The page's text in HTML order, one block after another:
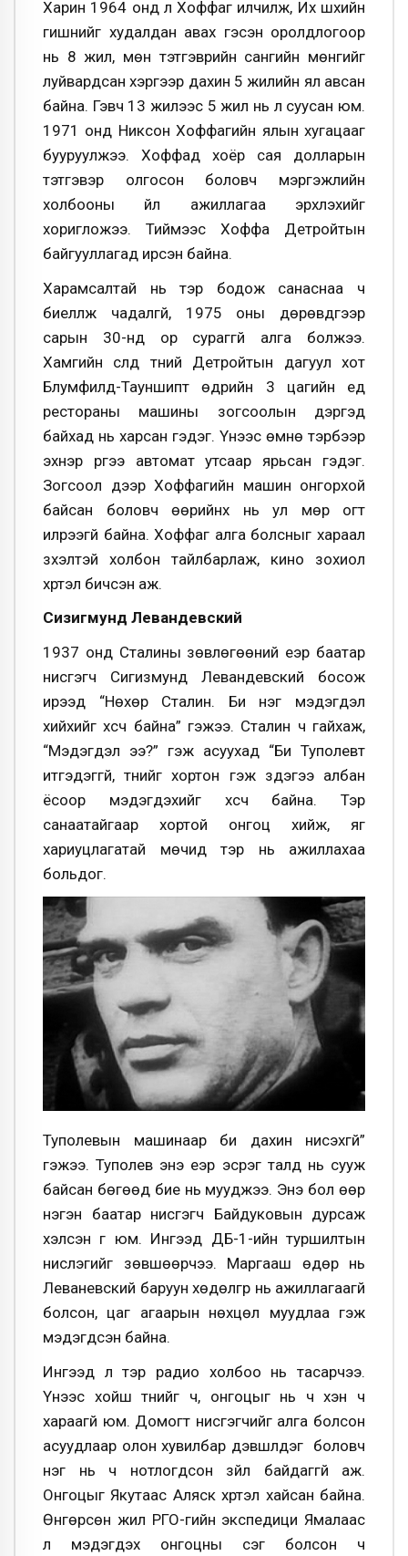
Харин 1964 онд л Хоффаг илчилж, Их шүүхийн
гишүүнийг худалдан авах гэсэн оролдлогоор
нь 8 жил, мөн тэтгэврийн сангийн мөнгийг
луйвардсан хэргээр дахин 5 жилийн ял авсан
байна. Гэвч 13 жилээс 5 жил нь л суусан юм.
1971 онд Никсон Хоффагийн ялын хугацааг
бууруулжээ. Хоффад хоёр сая долларын
тэтгэвэр олгосон боловч мэргэжлийн
холбооны үйл ажиллагаа эрхлэхийг
хоригложээ. Тиймээс Хоффа Детройтын
байгууллагад ирсэн байна.
Харамсалтай нь тэр бодож санаснаа ч
биелүүлж чадалгүй, 1975 оны дөрөвдүгээр
сарын 30-нд ор сураггүй алга болжээ.
Хамгийн сүүлд түүний Детройтын дагуул хот
Блумфилд-Тауншипт өдрийн 3 цагийн үед
рестораны машины зогсоолын дэргэд
байхад нь харсан гэдэг. Үүнээс өмнө тэрбээр
эхнэр рүүгээ автомат утсаар ярьсан гэдэг.
Зогсоол дээр Хоффагийн машин онгорхой
байсан боловч өөрийнх нь ул мөр огт
илрээгүй байна. Хоффаг алга болсныг хараал
зүхэлтэй холбон тайлбарлаж, кино зохиол
хүртэл бичсэн аж.
Сизигмунд Левандевский
1937 онд Сталины зөвлөгөөний үеэр баатар
нисгэгч Сигизмунд Левандевский босож
ирээд “Нөхөр Сталин. Би нэг мэдэгдэл
хийхийг хүсч байна” гэжээ. Сталин ч гайхаж,
“Мэдэгдэл ээ?” гэж асуухад “Би Туполевт
итгэдэггүй, түүнийг хортон гэж үздэгээ албан
ёсоор мэдэгдэхийг хүсч байна. Тэр
санаатайгаар хортой онгоц хийж, яг
хариуцлагатай мөчид тэр нь ажиллахаа
больдог.
Туполевын машинаар би дахин нисэхгүй”
гэжээ. Туполев энэ үеэр эсрэг талд нь сууж
байсан бөгөөд бие нь мууджээ. Энэ бол өөр
нэгэн баатар нисгэгч Байдуковын дурсаж
хэлсэн үг юм. Ингээд ДБ-1-ийн туршилтын
нислэгийг зөвшөөрчээ. Маргааш өдөр нь
Леваневский баруун хөдөлгүүр нь ажиллагаагүй
болсон, цаг агаарын нөхцөл муудлаа гэж
мэдэгдсэн байна.
Ингээд л тэр радио холбоо нь тасарчээ.
Үүнээс хойш түүнийг ч, онгоцыг нь ч хэн ч
хараагүй юм. Домогт нисгэгчийг алга болсон
асуудлаар олон хувилбар дэвшүүлдэг боловч
нэг нь ч нотлогдсон зүйл байдаггүй аж.
Онгоцыг Якутаас Аляск хүртэл хайсан байна.
Өнгөрсөн жил РГО-гийн экспедици Ямалаас
үл мэдэгдэх онгоцны сэг болсон ч